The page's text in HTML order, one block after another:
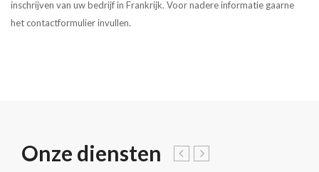
inschrijven van uw bedrijf in Frankrijk. Voor nadere informatie gaarne
het contactformulier invullen.
Onze diensten